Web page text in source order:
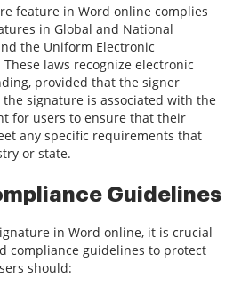
feature in Word online complies
in Global and National
the Uniform Electronic
These laws recognize electronic
provided that the signer
signature is associated with the
for users to ensure that their
any specific requirements that
or state.
Guidelines
in Word online, it is crucial
compliance guidelines to protect
should: